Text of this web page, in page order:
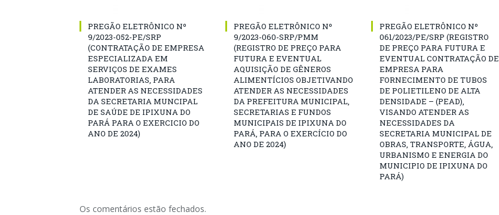
PREGÃO ELETRÔNICO Nº
9/2023-052-PE/SRP
(CONTRATAÇÃO DE EMPRESA
ESPECIALIZADA EM
SERVIÇOS DE EXAMES
LABORATORIAS, PARA
ATENDER AS NECESSIDADES
DA SECRETARIA MUNCIPAL
DE SAÚDE DE IPIXUNA DO
PARÁ PARA O EXERCICIO DO
ANO DE 2024)
PREGÃO ELETRÔNICO Nº
9/2023-060-SRP/PMM
(REGISTRO DE PREÇO PARA
FUTURA E EVENTUAL
AQUISIÇÃO DE GÊNEROS
ALIMENTÍCIOS OBJETIVANDO
ATENDER AS NECESSIDADES
DA PREFEITURA MUNICIPAL,
SECRETARIAS E FUNDOS
MUNICIPAIS DE IPIXUNA DO
PARÁ, PARA O EXERCÍCIO DO
ANO DE 2024)
PREGÃO ELETRÔNICO Nº
061/2023/PE/SRP (REGISTRO
DE PREÇO PARA FUTURA E
EVENTUAL CONTRATAÇÃO DE
EMPRESA PARA
FORNECIMENTO DE TUBOS
DE POLIETILENO DE ALTA
DENSIDADE – (PEAD),
VISANDO ATENDER AS
NECESSIDADES DA
SECRETARIA MUNICIPAL DE
OBRAS, TRANSPORTE, ÁGUA,
URBANISMO E ENERGIA DO
MUNICIPIO DE IPIXUNA DO
PARÁ)
Os comentários estão fechados.